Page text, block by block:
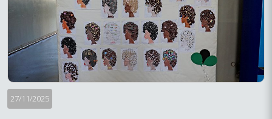
27/11/2025